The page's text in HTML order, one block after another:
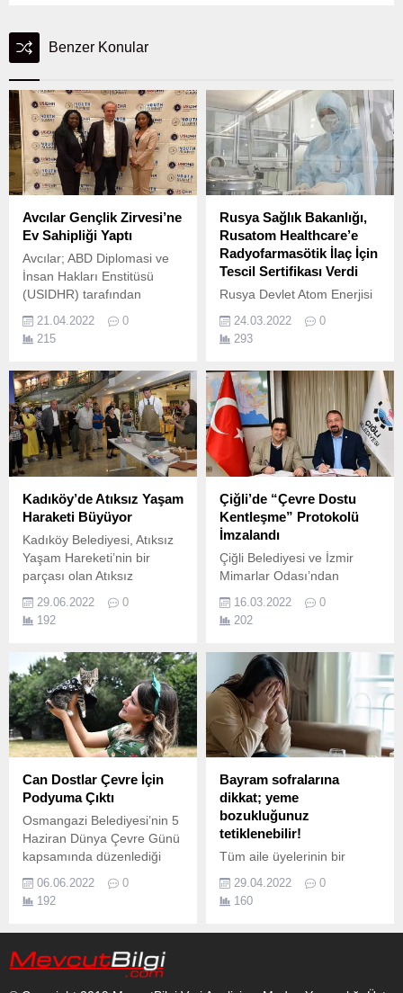
Benzer Konular
Avcılar Gençlik Zirvesi’ne
Ev Sahipliği Yaptı
Avcılar; ABD Diplomasi ve
İnsan Hakları Enstitüsü
(USIDHR) tarafından
düzenlenen Gençlik
Zirvesi’ne ev sahipliği yaptı.
21.04.2022
0
215
Rusya Sağlık Bakanlığı,
Rusatom Healthcare’e
Radyofarmasötik İlaç İçin
Tescil Sertifikası Verdi
Rusya Devlet Atom Enerjisi
Kurumu Rosatom’un tıp
alanında faaliyet gösteren
birimi Rusatom Healthcare
24.03.2022
0
293
Kadıköy’de Atıksız Yaşam
Haraketi Büyüyor
Kadıköy Belediyesi, Atıksız
Yaşam Hareketi’nin bir
parçası olan Atıksız
Haziran Çarşamba günü
Caddebostan Kültür
29.06.2022
0
192
Çiğli’de “Çevre Dostu
Kentleşme” Protokolü
İmzalandı
Çiğli Belediyesi ve İzmir
Mimarlar Odası’ndan
Çiğli Belediyesi ile
Mimarlar Odası İzmir
korunarak nitelikli
yapılaşmanın sağlanması
amacıyla mesleki denetim
ve teknik iş birliği
protokolüne imza attı.
16.03.2022
0
202
Can Dostlar Çevre İçin
Podyuma Çıktı
Osmangazi Belediyesi’nin 5
Haziran Dünya Çevre Günü
kapsamında düzenlediği
etkinlikte can dostlar, geri
dönüşüm kumaşlarından
hazırlanan ürünlerle
06.06.2022
0
192
Bayram sofralarına
dikkat; yeme
bozukluğunuz
tetiklenebilir!
Tüm aile üyelerinin bir
araya geldiği kalabalık
sofralar ve iştah kabartan,
birbirinden enfes lezzetler
29.04.2022
0
160